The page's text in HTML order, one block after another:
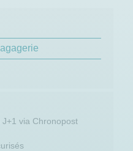
via Chronopost